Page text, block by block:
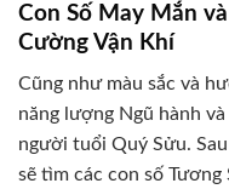
Con Số May Mắn
Cường Vận Khí
Cũng như màu sắc và
năng lượng Ngũ hành
người tuổi Quý Sửu.
sẽ tìm các con số Tương